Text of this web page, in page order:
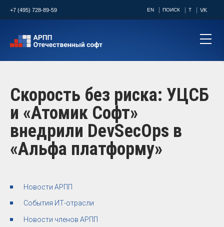
+7 (495) 728-89-59 EN ПОИСК T VK
Скорость без риска: УЦСБ
и «Атомик Софт»
внедрили DevSecOps в
«Альфа платформу»
Новости АРПП
События ИТ-отрасли
Новости членов АРПП